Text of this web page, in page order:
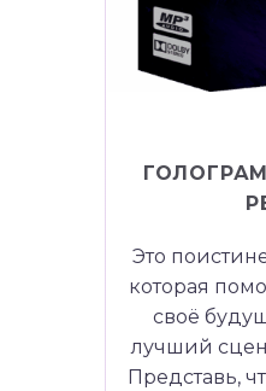
Это
которая
своё
лучший
Представь,